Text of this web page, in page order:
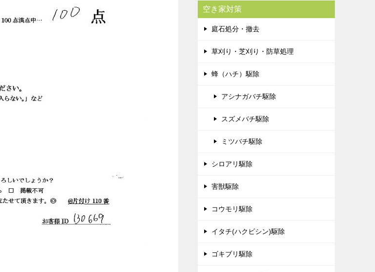
空き家対策
庭石処分・撤去
草刈り・芝刈り・防草処理
蜂（ハチ）駆除
アシナガバチ駆除
スズメバチ駆除
ミツバチ駆除
シロアリ駆除
害獣駆除
コウモリ駆除
イタチ(ハクビシン)駆除
ゴキブリ駆除